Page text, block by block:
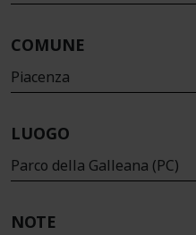
COMUNE
Piacenza
LUOGO
Parco della Galleana (PC)
NOTE